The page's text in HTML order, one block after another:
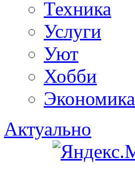
Техника
Услуги
Уют
Хобби
Экономика
Актуально